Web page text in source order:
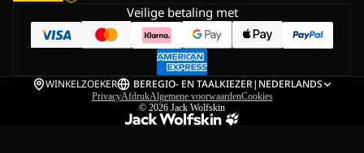
Veilige betaling met
WINKELZOEKER BEREGIO- EN TAALKIEZER| NEDERLANDS
PrivacyAfdrukAlgemene voorwaardenCookies
© 2026 Jack Wolfskin